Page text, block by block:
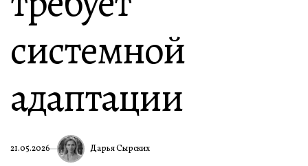
системной
адаптации
21.05.2026 Дарья Сырских